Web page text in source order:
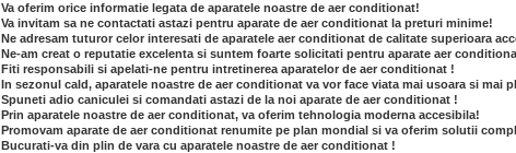
Va oferim orice informatie legata de aparatele noastre de aer conditionat!
Va invitam sa ne contactati astazi pentru aparate de aer conditionat la preturi minime!
Ne adresam tuturor celor interesati de aparatele aer conditionat de calitate superioara
Ne-am creat o reputatie excelenta si suntem foarte solicitati pentru aparate aer
Fiti responsabili si apelati-ne pentru intretinerea aparatelor de aer conditionat !
In sezonul cald, aparatele noastre de aer conditionat va vor face viata mai usoara si mai
Spuneti adio caniculei si comandati astazi de la noi aparate de aer conditionat !
Prin aparatele noastre de aer conditionat, va oferim tehnologia moderna accesibila!
Promovam aparate de aer conditionat renumite pe plan mondial si va oferim solutii
Bucurati-va din plin de vara cu aparatele noastre de aer conditionat !